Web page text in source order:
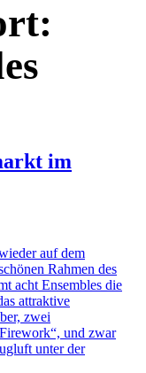
im
auf dem
Rahmen des
acht Ensembles die
attraktive
zwei
und zwar
unter der